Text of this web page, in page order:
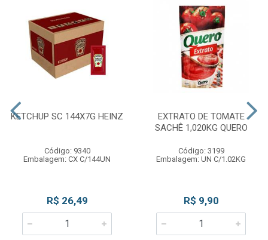
KETCHUP SC 144X7G HEINZ
Código: 9340
Embalagem: CX C/144UN
R$ 26,49
EXTRATO DE TOMATE
SACHÊ 1,020KG QUERO
Código: 3199
Embalagem: UN C/1.02KG
R$ 9,90